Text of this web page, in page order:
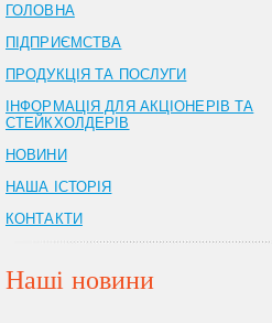
ГОЛОВНА
ПІДПРИЄМСТВА
ПРОДУКЦІЯ ТА ПОСЛУГИ
ІНФОРМАЦІЯ ДЛЯ АКЦІОНЕРІВ ТА
СТЕЙКХОЛДЕРІВ
НОВИНИ
НАША ІСТОРІЯ
КОНТАКТИ
Наші новини